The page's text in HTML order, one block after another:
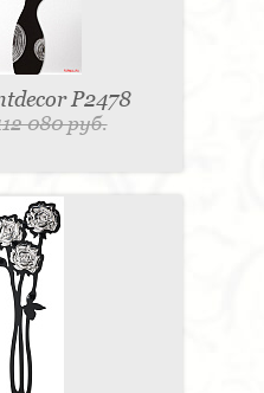
P2478
080 руб.